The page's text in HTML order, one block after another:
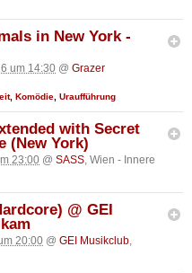
in New York -
um 14:30 @ Grazer
, Komödie Uraufführung
with Secret
(New York)
23:00 @ SASS, Wien - Innere
@ GEI
20:00 @ GEI Musikclub,